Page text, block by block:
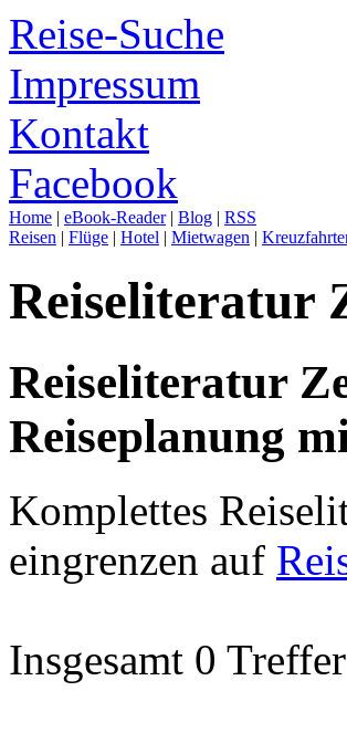
Reise-Suche
Impressum
Kontakt
Facebook
Home | eBook-Reader| Blog | RSS
Reisen | Flüge | Hotel | Mietwagen |
Reiseliteratur
Reiseliteratur
Reiseplanung
Komplettes
eingrenzen auf
Insgesamt 0